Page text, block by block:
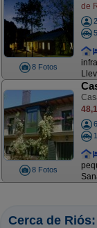
8 Fotos
de
8 Fotos
Cerca de Riós: